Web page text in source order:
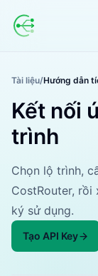
Tài liệu/Hướng dẫn
Kết nối
trình
Chọn lộ trình,
CostRouter, rồi
ký sử dụng.
Tạo API Key